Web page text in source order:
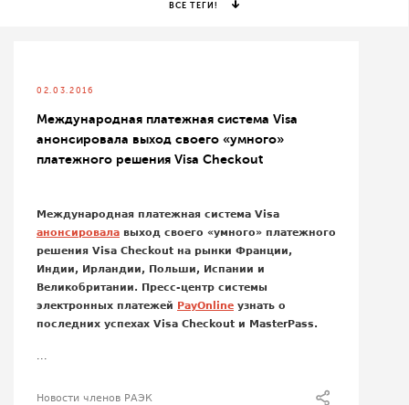
ВСЕ ТЕГИ!
02.03.2016
Международная платежная система Visa
анонсировала выход своего «умного»
платежного решения Visa Checkout
Международная платежная система Visa
анонсировала выход своего «умного» платежного
решения Visa Checkout на рынки Франции,
Индии, Ирландии, Польши, Испании и
Великобритании. Пресс-центр системы
электронных платежей PayOnline узнать о
последних успехах Visa Checkout и MasterPass.
...
Новости членов РАЭК